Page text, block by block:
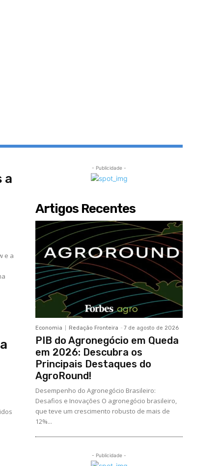
a
e a
- Publicidade -
Artigos Recentes
Economia Redação Fronteira - 7 de agosto de 2026
PIB do Agronegócio em Queda
em 2026: Descubra os
Principais Destaques do
AgroRound!
Desempenho do Agronegócio Brasileiro:
Desafios e Inovações O agronegócio brasileiro,
que teve um crescimento robusto de mais de
12%...
- Publicidade -